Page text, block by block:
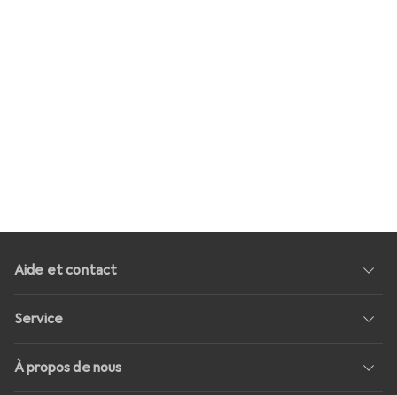
Aide et contact
Service
À propos de nous